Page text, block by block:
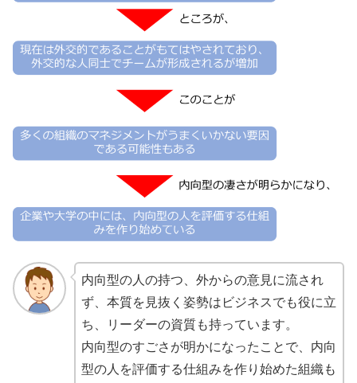
内向型の人の持つ、外からの意見に流され
ず、本質を見抜く姿勢はビジネスでも役に立
ち、リーダーの資質も持っています。
内向型のすごさが明かになったことで、内向
型の人を評価する仕組みを作り始めた組織も